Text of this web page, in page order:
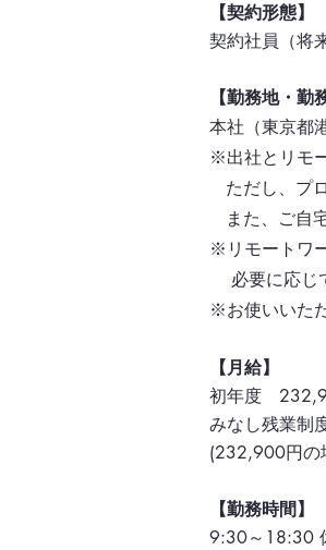
【契約形態】
契約社員（将
【勤務地・勤
本社（東京都
※出社とリモ
ただし、プ
また、ご自
※リモートワ
必要に応じ
※お使いいた
【月給】
初年度
みなし残業制
(232,900円の
【勤務時間】
9:30～18:30